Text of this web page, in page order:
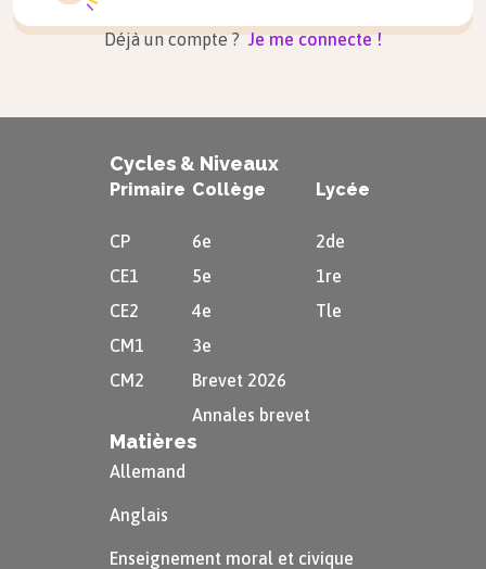
Déjà un compte ? Je me connecte !
Cycles & Niveaux
Primaire
CP
CE1
CE2
CM1
CM2
Collège
6e
5e
4e
3e
Brevet 2026
Annales brevet
Lycée
2de
1re
Tle
Matières
Allemand
Anglais
Enseignement moral et civique